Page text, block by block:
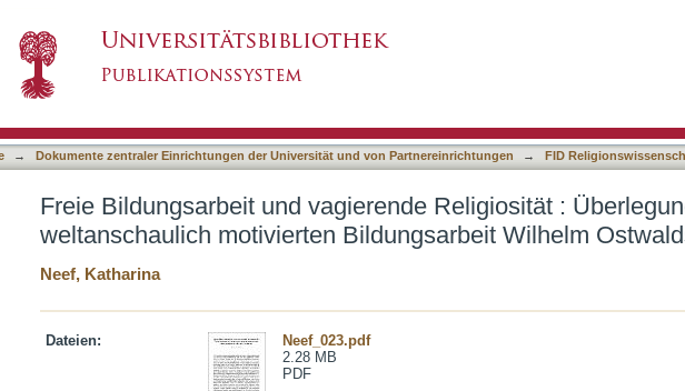
Ostwalds
→ Dokumente zentraler Einrichtungen der Universität und von Partnereinrichtungen →
FID
Freie Bildungsarbeit und vagierende Religiosität :
weltanschaulich motivierten Bildungsarbeit Wilhelm
Neef, Katharina
Dateien:
Neef_023.pdf
2.28 MB
PDF